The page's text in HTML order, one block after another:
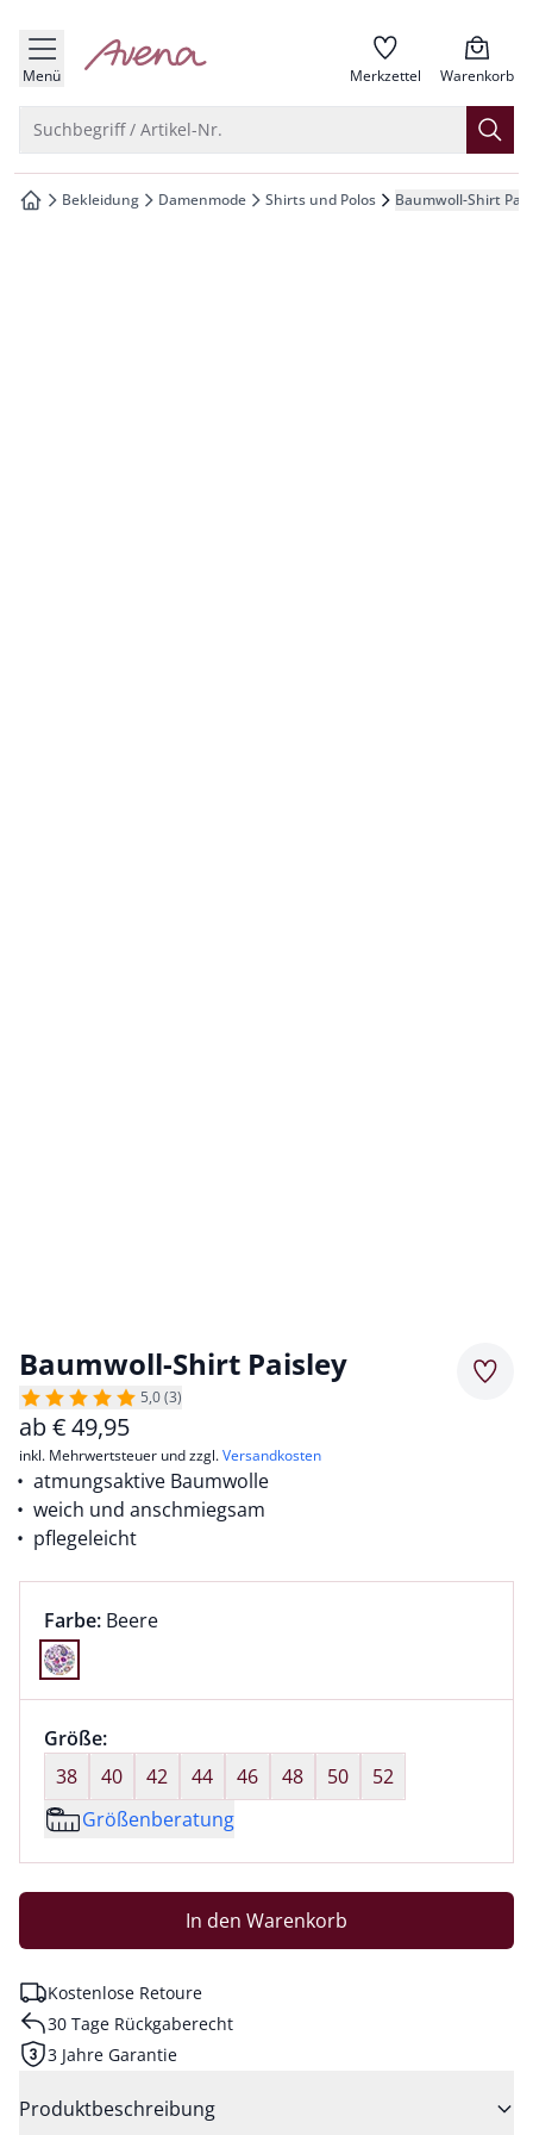
springen
springen
springen
springen
Menü zur Startseite Merkzettel Warenkorb
Suchbegriff / Artikel-Nr.
zur Startseite
Bekleidung Damenmode Shirts und Polos Baumwoll-Shirt
Baumwoll-Shirt Paisley
5,0 (3)
ab€49,95
inkl. Mehrwertsteuer und zzgl.Versandkosten
atmungsaktive Baumwolle
weich und anschmiegsam
pflegeleicht
Farbauswahl:
Farbe: aktuell ausgewählt:
Beere
Farbe Beere ausgewählt
Größenauswahl:
Größe:nichts ausgewählt
38
40 42 44 46 48 50
52
Größenberatung
In den Warenkorb
Kostenlose Retoure
30 Tage Rückgaberecht
3 Jahre Garantie
Produktbeschreibung